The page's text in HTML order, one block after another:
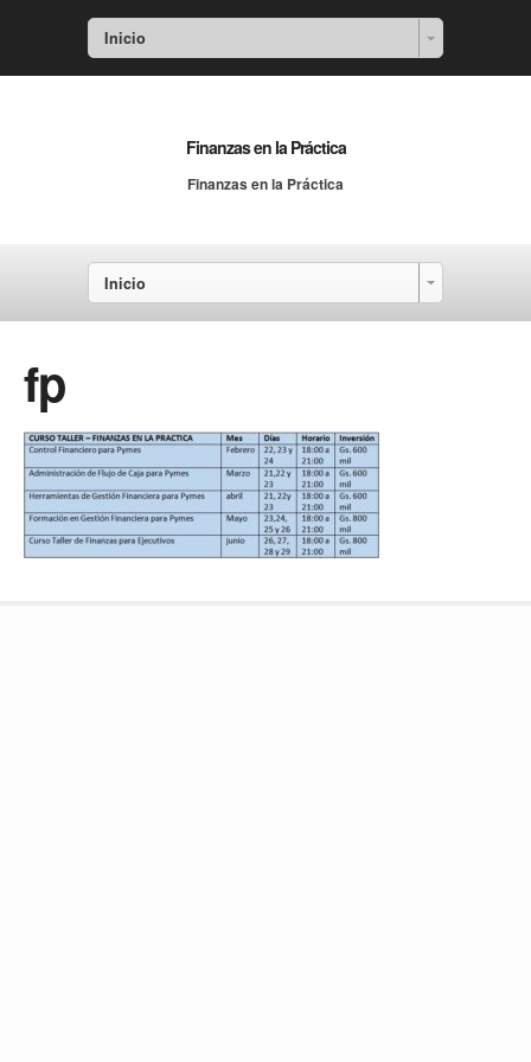
Inicio
Finanzas en la Práctica
Finanzas en la Práctica
Inicio
fp